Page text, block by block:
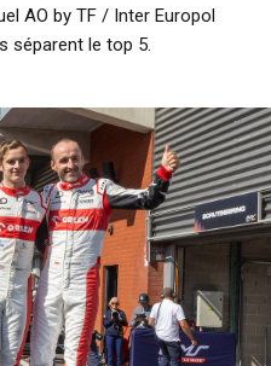
AO by TF / Inter Europol
séparent le top 5.